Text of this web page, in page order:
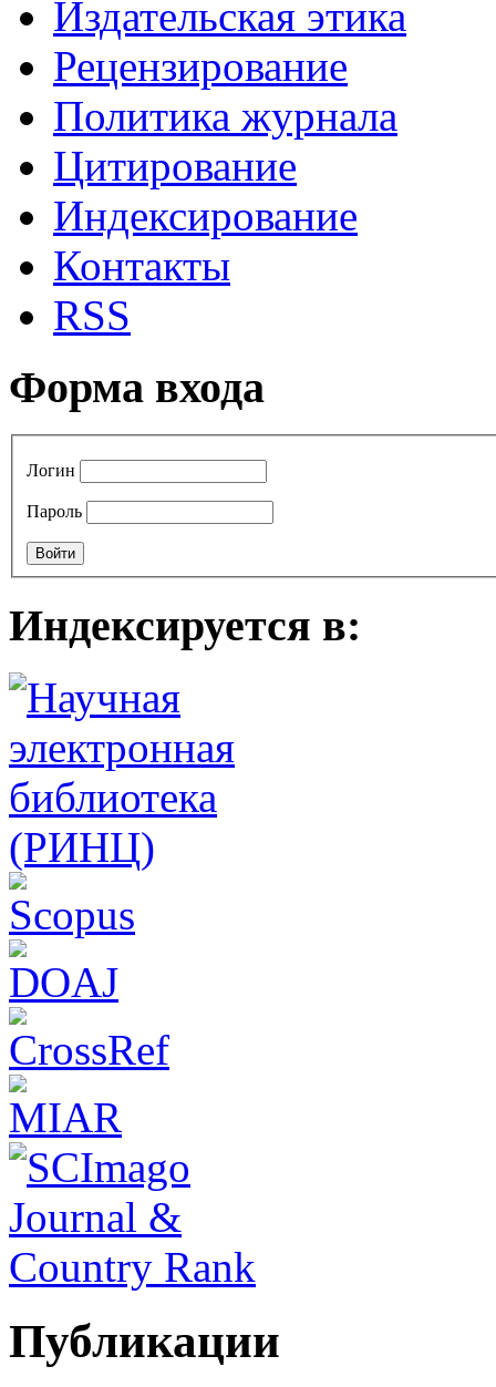
Издательская этика
Рецензирование
Политика журнала
Цитирование
Индексирование
Контакты
RSS
Форма входа
Логин
Пароль
Индексируется в:
Публикации